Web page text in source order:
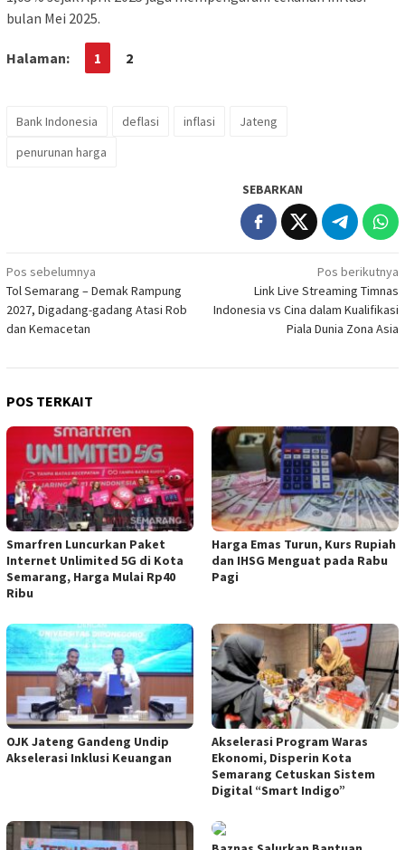
bulan Mei 2025.
Halaman: 1 2
Bank Indonesia deflasi inflasi
Jateng
penurunan harga
SEBARKAN
Navigasi
pos
Pos sebelumnya
Tol Semarang – Demak Rampung
2027, Digadang-gadang Atasi Rob
dan Kemacetan
Pos berikutnya
Link Live Streaming Timnas
Indonesia vs Cina dalam Kualifikasi
Piala Dunia Zona Asia
POS TERKAIT
Smarfren Luncurkan Paket
Internet Unlimited 5G di Kota
Semarang, Harga Mulai Rp40
Ribu
Harga Emas Turun, Kurs Rupiah
dan IHSG Menguat pada Rabu
Pagi
OJK Jateng Gandeng Undip
Akselerasi Inklusi Keuangan
Akselerasi Program Waras
Ekonomi, Disperin Kota
Semarang Cetuskan Sistem
Digital “Smart Indigo”